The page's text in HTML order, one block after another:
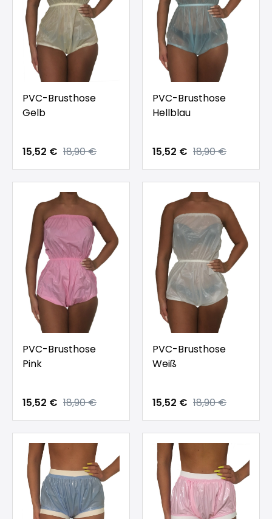
PVC-Brusthose
Gelb
15,52 € 18,90 €
PVC-Brusthose
Hellblau
15,52 € 18,90 €
PVC-Brusthose
Pink
15,52 € 18,90 €
PVC-Brusthose
Weiß
15,52 € 18,90 €